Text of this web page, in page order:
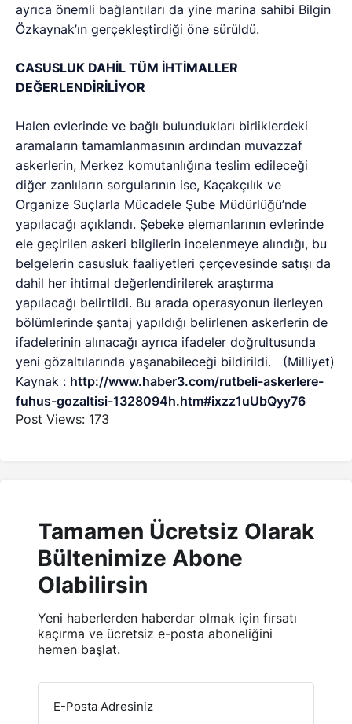
ayrıca önemli bağlantıları da yine marina sahibi Bilgin
Özkaynak’ın gerçekleştirdiği öne sürüldü.
CASUSLUK DAHİL TÜM İHTİMALLER
DEĞERLENDİRİLİYOR
Halen evlerinde ve bağlı bulundukları birliklerdeki
aramaların tamamlanmasının ardından muvazzaf
askerlerin, Merkez komutanlığına teslim edileceği
diğer zanlıların sorgularının ise, Kaçakçılık ve
Organize Suçlarla Mücadele Şube Müdürlüğü’nde
yapılacağı açıklandı. Şebeke elemanlarının evlerinde
ele geçirilen askeri bilgilerin incelenmeye alındığı, bu
belgelerin casusluk faaliyetleri çerçevesinde satışı da
dahil her ihtimal değerlendirilerek araştırma
yapılacağı belirtildi. Bu arada operasyonun ilerleyen
bölümlerinde şantaj yapıldığı belirlenen askerlerin de
ifadelerinin alınacağı ayrıca ifadeler doğrultusunda
yeni gözaltılarında yaşanabileceği bildirildi. (Milliyet)
Kaynak : http://www.haber3.com/rutbeli-askerlere-
fuhus-gozaltisi-1328094h.htm#ixzz1uUbQyy76
Post Views: 173
Tamamen Ücretsiz Olarak
Bültenimize Abone
Olabilirsin
Yeni haberlerden haberdar olmak için fırsatı
kaçırma ve ücretsiz e-posta aboneliğini
hemen başlat.
E-Posta Adresiniz